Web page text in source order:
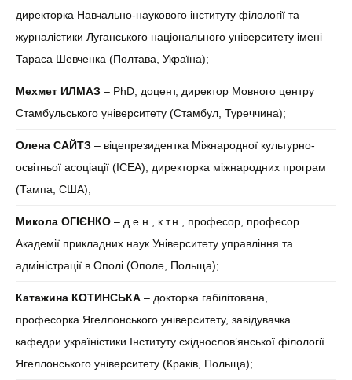
директорка Навчально-наукового інституту філології та
журналістики Луганського національного університету імені
Тараса Шевченка (Полтава, Україна);
Мехмет ИЛМАЗ – PhD, доцент, директор Мовного центру
Стамбульського університету (Стамбул, Туреччина);
Олена САЙТЗ – віцепрезидентка Міжнародної культурно-
освітньої асоціації (ІСЕА), директорка міжнародних програм
(Тампа, США);
Микола ОГІЄНКО – д.е.н., к.т.н., професор, професор
Академії прикладних наук Університету управління та
адміністрації в Ополі (Ополе, Польща);
Катажина КОТИНСЬКА – докторка габілітована,
професорка Ягеллонського університету, завідувачка
кафедри україністики Інституту східнослов’янської філології
Ягеллонського університету (Краків, Польща);